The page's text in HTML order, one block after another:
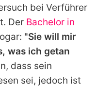
bei Verführer
Der Bachelor in
"Sie will mir
was ich getan
dass sein
sei, jedoch ist